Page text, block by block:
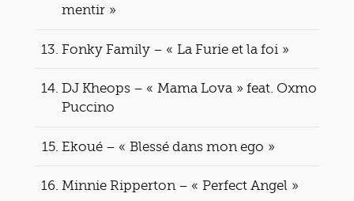
mentir »
Fonky Family – « La Furie et la foi »
DJ Kheops – « Mama Lova » feat. Oxmo
Puccino
Ekoué – « Blessé dans mon ego »
Minnie Ripperton – « Perfect Angel »